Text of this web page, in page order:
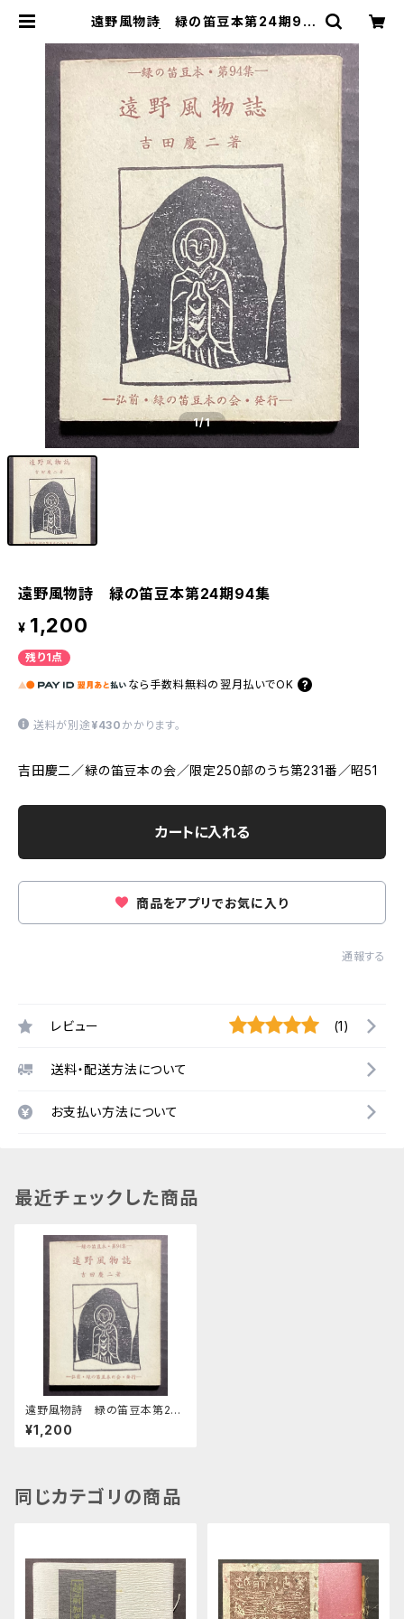
遠野風物詩 緑の笛豆本第24期94
1/1
遠野風物詩 緑の笛豆本第24期94集
¥ 1,200
残り1点
なら 手数料無料の 翌月払いでOK
送料が別途 ¥430 かかります。
吉田慶二／緑の笛豆本の会／限定250部のうち第231番／昭51
カートに入れる
商品をアプリでお気に入り
通報する
レビュー (1)
送料・配送方法について
お支払い方法について
最近チェックした商品
遠野風物詩 緑の笛豆本第24
期94集
¥1,200
同じカテゴリの商品